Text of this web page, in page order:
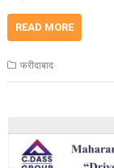
READ MORE
फरीदाबाद